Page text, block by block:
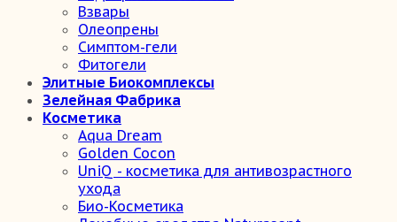
Взвары
Олеопрены
Симптом-гели
Фитогели
Элитные Биокомплексы
Зелейная Фабрика
Косметика
Aqua Dream
Golden Cocon
UniQ - косметика для антивозрастного
ухода
Био-Косметика